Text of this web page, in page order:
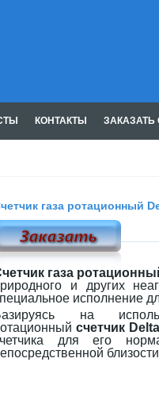
КОНТАКТЫ ЗАКАЗАТЬ
газа ротационный
газа
и других
исполнение
на
счетчик
для его